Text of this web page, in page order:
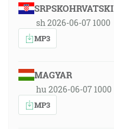
SRPSKOHRVATSKI
sh 2026-06-07 1000
MP3
MAGYAR
hu 2026-06-07 1000
MP3